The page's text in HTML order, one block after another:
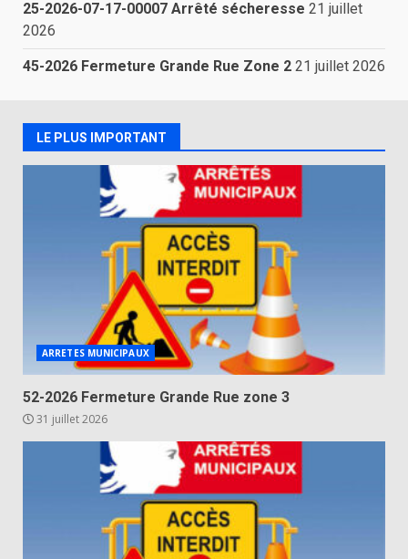
25-2026-07-17-00007 Arrêté sécheresse 21 juillet
2026
45-2026 Fermeture Grande Rue Zone 2 21 juillet 2026
LE PLUS IMPORTANT
ARRETES MUNICIPAUX
52-2026 Fermeture Grande Rue zone 3
31 juillet 2026